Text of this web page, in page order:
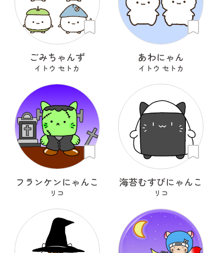
ごみちゃんず
イトウ セトカ
あわにゃん
イトウ セトカ
フランケンにゃんこ
リコ
海苔むすびにゃんこ
リコ